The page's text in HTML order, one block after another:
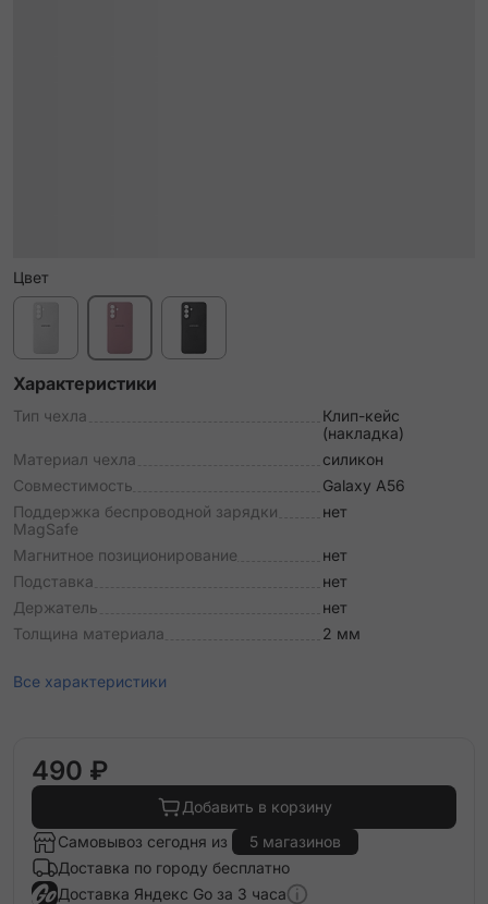
Цвет
Характеристики
Тип чехла
Клип-кейс
(накладка)
Материал чехла
силикон
Совместимость
Galaxy A56
Поддержка беспроводной зарядки
MagSafe
нет
Магнитное позиционирование
нет
Подставка
нет
Держатель
нет
Толщина материала
2 мм
Все характеристики
490 ₽
Добавить в корзину
Самовывоз сегодня из
5 магазинов
Доставка по городу бесплатно
Доставка Яндекс Go за 3 часа